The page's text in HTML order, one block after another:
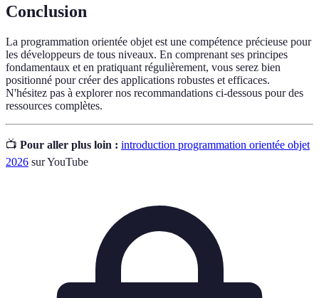
Conclusion
La programmation orientée objet est une compétence précieuse pour
les développeurs de tous niveaux. En comprenant ses principes
fondamentaux et en pratiquant régulièrement, vous serez bien
positionné pour créer des applications robustes et efficaces.
N'hésitez pas à explorer nos recommandations ci-dessous pour des
ressources complètes.
📺 Pour aller plus loin : introduction programmation orientée objet
2026 sur YouTube